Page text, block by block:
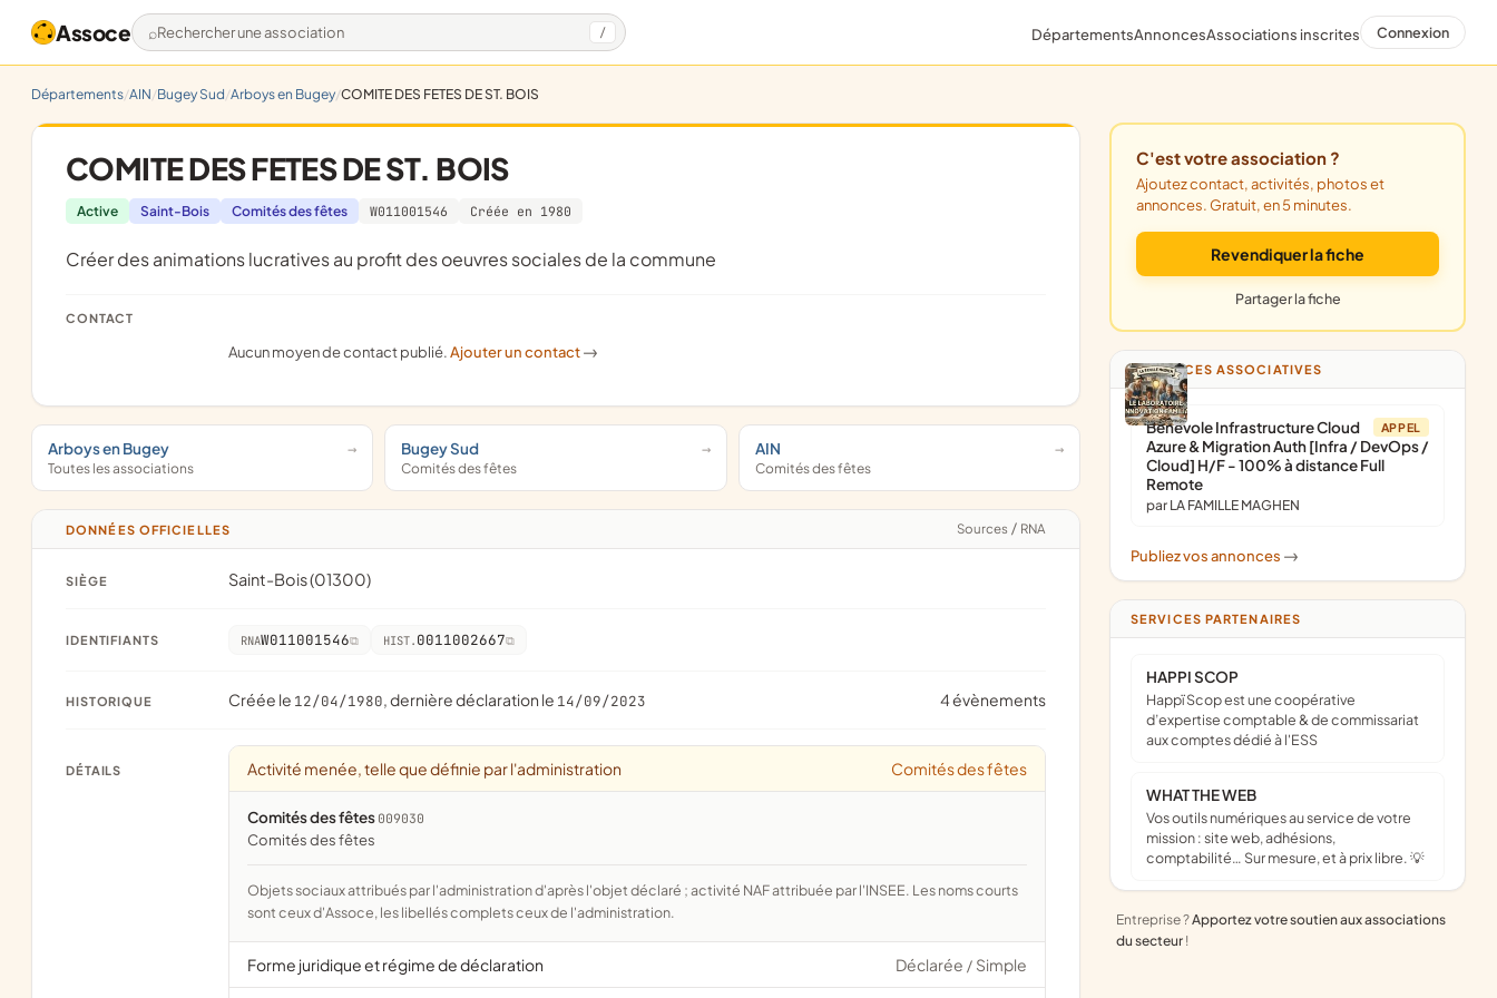
Assoce Rechercher une association / DépartementsAnnoncesAssociations inscrites Connexion
Départements AIN Bugey Sud Arboys en Bugey COMITE DES FETES DE ST. BOIS
COMITE DES FETES DE ST. BOIS
Active Saint-Bois Comités des fêtes W011001546 Créée en 1980
créer des animations lucratives au profit des oeuvres sociales de la commune
CONTACT
Aucun moyen de contact publié.Ajouter un contact ->
Arboys en Bugey
Toutes les associations
Bugey Sud
Comités des fêtes
AIN
Comités des fêtes
DONNÉES OFFICIELLES Sources / RNA
SIÈGE Saint-Bois (01300)
IDENTIFIANTS RNAW011001546 HIST. 0011002667
HISTORIQUE Créée le 12/04/1980, dernière déclaration le 14/09/2023 4 évènements
DÉTAILS Activité menée, telle que définie par l'administration Comités des fêtes
Comités des fêtes 009030
comités des fêtes
Objets sociaux attribués par l'administration d'après l'objet déclaré ; activité NAF attribuée par l'INSEE. Les noms courts
sont ceux d'Assoce, les libellés complets ceux de l'administration.
Forme juridique et régime de déclaration Déclarée / Simple
C'est votre association ?
Ajoutez contact, activités, photos et
annonces. Gratuit, en 5 minutes.
Revendiquer la fiche
Partager la fiche
ANNONCES ASSOCIATIVES
APPEL
Bénévole Infrastructure Cloud
Azure & Migration Auth [Infra / DevOps /
Cloud] H/F - 100% à distance Full
Remote
par LA FAMILLE MAGHEN
Publiez vos annonces ->
SERVICES PARTENAIRES
HAPPI SCOP
Happï Scop est une coopérative
d’expertise comptable & de commissariat
aux comptes dédié à l'ESS
WHAT THE WEB
Vos outils numériques au service de votre
mission : site web, adhésions,
comptabilité… Sur mesure, et à prix libre. 💡
Entreprise ?Apportez votre soutien aux associations
du secteur !